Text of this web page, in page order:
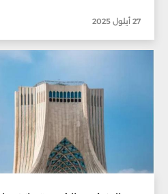
27 أيلول 2025